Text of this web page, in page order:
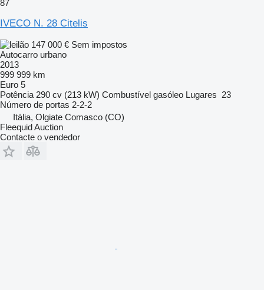
87
IVECO N. 28 Citelis
147 000 € Sem impostos
Autocarro urbano
2013
999 999 km
Euro 5
Potência 290 cv (213 kW) Combustível gasóleo Lugares 23
Número de portas 2-2-2
Itália, Olgiate Comasco (CO)
Fleequid Auction
Contacte o vendedor